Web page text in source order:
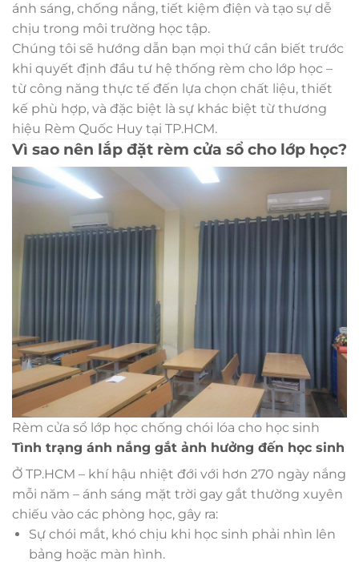
ánh sáng, chống nắng, tiết kiệm điện và tạo sự dễ
chịu trong môi trường học tập.
Chúng tôi sẽ hướng dẫn bạn mọi thứ cần biết trước
khi quyết định đầu tư hệ thống rèm cho lớp học –
từ công năng thực tế đến lựa chọn chất liệu, thiết
kế phù hợp, và đặc biệt là sự khác biệt từ thương
hiệu Rèm Quốc Huy tại TP.HCM.
Vì sao nên lắp đặt rèm cửa sổ cho lớp học?
Rèm cửa sổ lớp học chống chói lóa cho học sinh
Tình trạng ánh nắng gắt ảnh hưởng đến học sinh
Ở TP.HCM – khí hậu nhiệt đới với hơn 270 ngày nắng
mỗi năm – ánh sáng mặt trời gay gắt thường xuyên
chiếu vào các phòng học, gây ra:
Sự chói mắt, khó chịu khi học sinh phải nhìn lên
bảng hoặc màn hình.